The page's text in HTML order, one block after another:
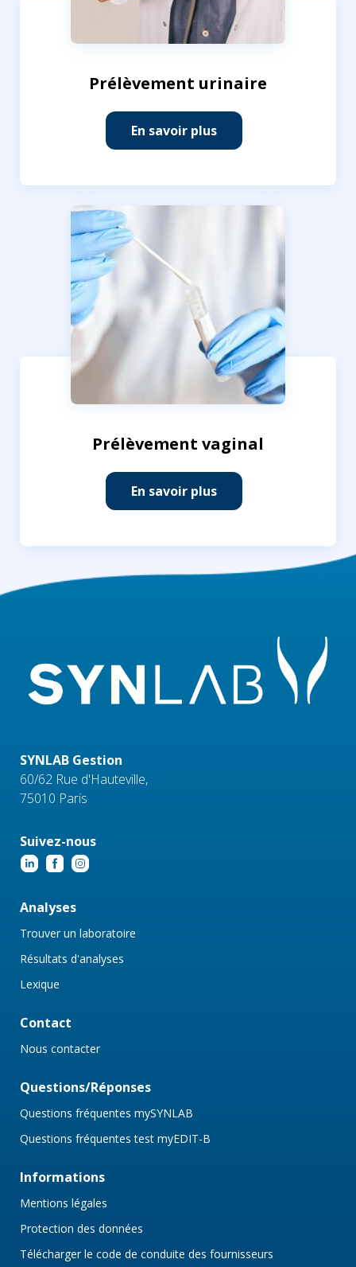
Prélèvement urinaire
En savoir plus
Prélèvement vaginal
En savoir plus
SYNLAB Gestion
60/62 Rue d'Hauteville,
75010 Paris
Suivez-nous
Analyses
Trouver un laboratoire
Résultats d'analyses
Lexique
Contact
Nous contacter
Questions/Réponses
Questions fréquentes mySYNLAB
Questions fréquentes test myEDIT-B
Informations
Mentions légales
Protection des données
Télécharger le code de conduite des fournisseurs